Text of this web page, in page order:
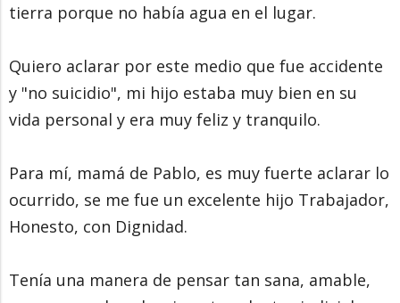
tierra porque no había agua en el lugar.
Quiero aclarar por este medio que fue accidente
y "no suicidio", mi hijo estaba muy bien en su
vida personal y era muy feliz y tranquilo.
Para mí, mamá de Pablo, es muy fuerte aclarar lo
ocurrido, se me fue un excelente hijo Trabajador,
Honesto, con Dignidad.
Tenía una manera de pensar tan sana, amable,